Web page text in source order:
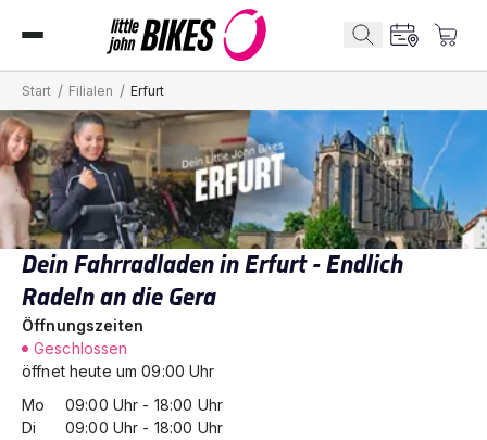
Start / Filialen / Erfurt
Dein Fahrradladen in Erfurt - Endlich
Radeln an die Gera
Öffnungszeiten
Geschlossen
öffnet heute um 09:00 Uhr
Mo
09:00 Uhr - 18:00 Uhr
Di
09:00 Uhr - 18:00 Uhr